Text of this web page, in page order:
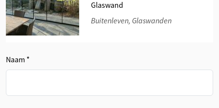
Glaswand
Buitenleven, Glaswanden
Naam *